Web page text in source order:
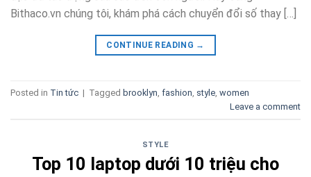
Bithaco.vn chúng tôi, khám phá cách chuyển đổi số thay […]
CONTINUE READING →
Posted in Tin tức | Tagged brooklyn fashion style women
Leave a comment
STYLE
Top 10 laptop dưới 10 triệu cho